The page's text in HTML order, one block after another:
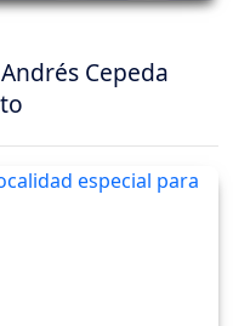
Cepeda